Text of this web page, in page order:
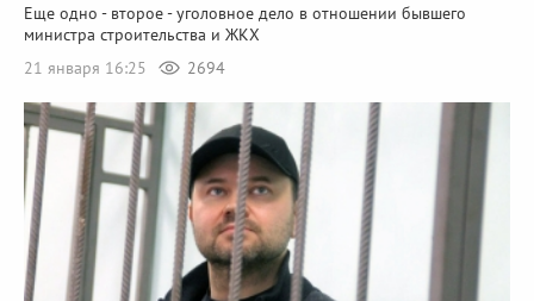
Еще одно - второе - уголовное дело в отношении бывшего
министра строительства и ЖКХ
21 января 16:25
2694